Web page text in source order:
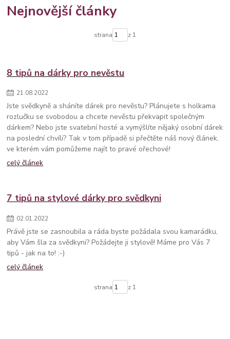
Nejnovější články
strana z 1
8 tipů na dárky pro nevěstu
21.08.2022
Jste svědkyně a sháníte dárek pro nevěstu? Plánujete s holkama
rozlučku se svobodou a chcete nevěstu překvapit společným
dárkem? Nebo jste svatební hosté a vymýšlíte nějaký osobní dárek
na poslední chvíli? Tak v tom případě si přečtěte náš nový článek,
ve kterém vám pomůžeme najít to pravé ořechové!
celý článek
7 tipů na stylové dárky pro svědkyni
02.01.2022
Právě jste se zasnoubila a ráda byste požádala svou kamarádku,
aby Vám šla za svědkyni? Požádejte ji stylově! Máme pro Vás 7
tipů - jak na to! :-)
celý článek
strana z 1